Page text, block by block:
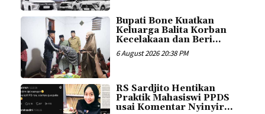
Bupati Bone Kuatkan
Keluarga Balita Korban
Kecelakaan dan Beri...
6 August 2026 20:38 PM
RS Sardjito Hentikan
Praktik Mahasiswi PPDS
usai Komentar Nyinyir...